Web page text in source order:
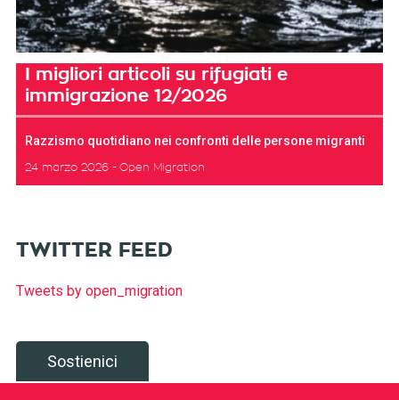
I migliori articoli su rifugiati e
immigrazione 12/2026
Razzismo quotidiano nei confronti delle persone migranti
24 marzo 2026 Open Migration
TWITTER FEED
Tweets by open_migration
Sostienici